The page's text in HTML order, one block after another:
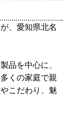
、愛知県北名
品を中心に、
くの家庭で親
こだわり、魅